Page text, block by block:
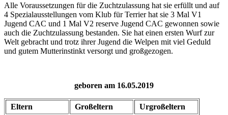
Alle Voraussetzungen für die Zuchtzulassung hat sie erfüllt und auf
4 Spezialausstellungen vom Klub für Terrier hat sie 3 Mal V1
Jugend CAC und 1 Mal V2 reserve Jugend CAC gewonnen sowie
auch die Zuchtzulassung bestanden. Sie hat einen ersten Wurf zur
Welt gebracht und trotz ihrer Jugend die Welpen mit viel Geduld
und gutem Mutterinstinkt versorgt und großgezogen.
geboren am 16.05.2019
Eltern Großeltern Urgroßeltern